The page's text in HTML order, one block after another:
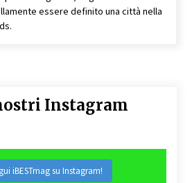
essere definito una città nella
Instagram
iBESTmag su Instagram!